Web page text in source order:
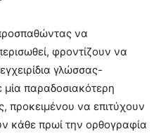
να
φροντίζουν να
γλώσσας-
μία παραδοσιακότερη
προκειμένου να επιτύχουν
κάθε πρωί την ορθογραφία